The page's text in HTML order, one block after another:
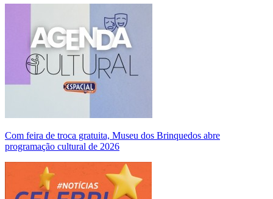
Com feira de troca gratuita, Museu dos Brinquedos abre
programação cultural de 2026